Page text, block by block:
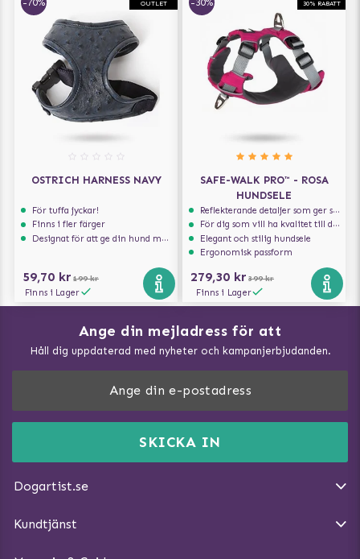
OUTLET
OSTRICH HARNESS NAVY
För tuffa jyckar!
Finns i fler färger
Designat för att ge din hund maximal komfort
59,70 kr 199 kr
Finns i Lager
30% RABATT
SAFE-WALK PRO™ - ROSA
HUNDSELE
Reflekterande detaljer som ger synlighet i svagt ljus
För dig som vill ha kvalitet till din hund!
Elegant och stilig hundsele
Ergonomisk passform
279,30 kr 399 kr
Finns i Lager
Ange din mejladress för att
Håll dig uppdaterad med nyheter och kampanjerbjudanden.
SKICKA IN
Dogartist.se
DogArtist.se drivs av:
E-post:info@dogartist.se
Kundtjänst
Ångra Köp
Vad kan hundar äta?
Träna Nose Work hemma
Så gör du promenaden roligare